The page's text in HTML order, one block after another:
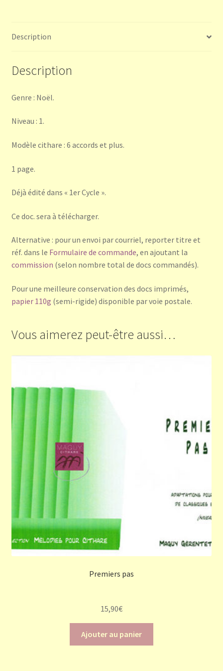
Description
Description
Genre : Noël.
Niveau : 1.
Modèle cithare : 6 accords et plus.
1 page.
Déjà édité dans « 1er Cycle ».
Ce doc. sera à télécharger.
Alternative : pour un envoi par courriel, reporter titre et
réf. dans le Formulaire de commande, en ajoutant la
commission (selon nombre total de docs commandés).
Pour une meilleure conservation des docs imprimés,
papier 110g (semi-rigide) disponible par voie postale.
Vous aimerez peut-être aussi…
Premiers pas
15,90€
Ajouter au panier